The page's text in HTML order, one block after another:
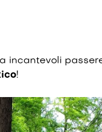
incantevoli
!